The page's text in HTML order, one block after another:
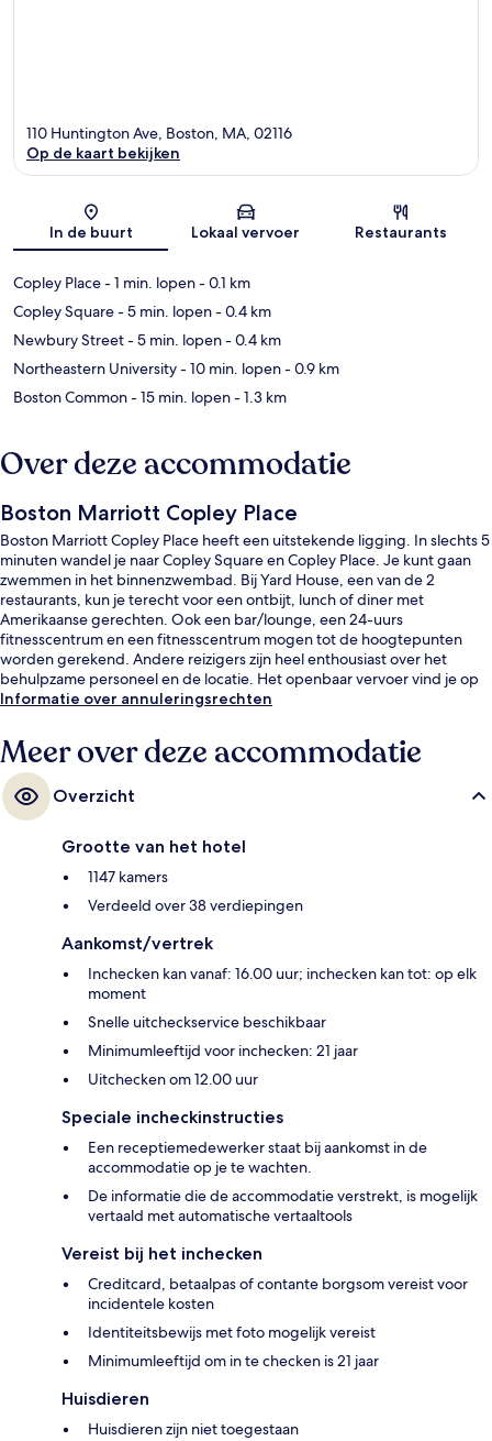
Kaart
110 Huntington Ave, Boston, MA, 02116
Op de kaart bekijken
In de buurt Lokaal vervoer Restaurants
Copley Place- 1 min. lopen- 0.1 km
Copley Square- 5 min. lopen- 0.4 km
Newbury Street- 5 min. lopen- 0.4 km
Northeastern University- 10 min. lopen- 0.9 km
Boston Common- 15 min. lopen- 1.3 km
Over deze accommodatie
Boston Marriott Copley Place
Boston Marriott Copley Place heeft een uitstekende ligging. In slechts 5
minuten wandel je naar Copley Square en Copley Place. Je kunt gaan
zwemmen in het binnenzwembad. Bij Yard House, een van de 2
restaurants, kun je terecht voor een ontbijt, lunch of diner met
Amerikaanse gerechten. Ook een bar/lounge, een 24-uurs
fitnesscentrum en een fitnesscentrum mogen tot de hoogtepunten
worden gerekend. Andere reizigers zijn heel enthousiast over het
behulpzame personeel en de locatie. Het openbaar vervoer vind je op
korte loopafstand: het is 5 minuten lopen naar Prudential Station en 5
Informatie over annuleringsrechten
Meer over deze accommodatie
Overzicht
Grootte van het hotel
1147 kamers
Verdeeld over 38 verdiepingen
Aankomst/vertrek
Inchecken kan vanaf: 16.00 uur; inchecken kan tot: op elk
moment
Snelle uitcheckservice beschikbaar
Minimumleeftijd voor inchecken: 21 jaar
Uitchecken om 12.00 uur
Speciale incheckinstructies
Een receptiemedewerker staat bij aankomst in de
accommodatie op je te wachten.
De informatie die de accommodatie verstrekt, is mogelijk
vertaald met automatische vertaaltools
Vereist bij het inchecken
Creditcard, betaalpas of contante borgsom vereist voor
incidentele kosten
Identiteitsbewijs met foto mogelijk vereist
Minimumleeftijd om in te checken is 21 jaar
Huisdieren
Huisdieren zijn niet toegestaan